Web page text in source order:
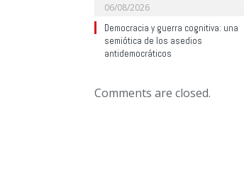
06/08/2026
Democracia y guerra cognitiva: una
semiótica de los asedios
antidemocráticos
Comments are closed.